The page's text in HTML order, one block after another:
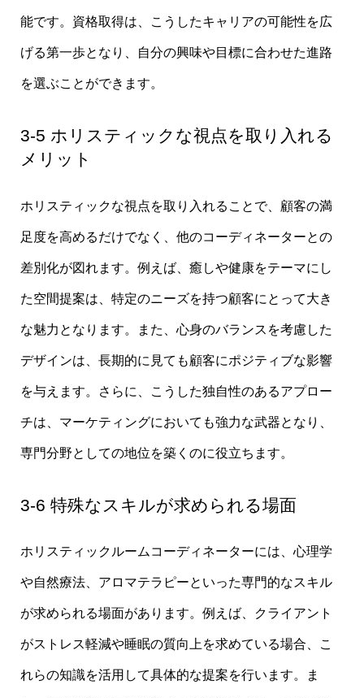
能です。資格取得は、こうしたキャリアの可能性を広
げる第一歩となり、自分の興味や目標に合わせた進路
を選ぶことができます。
3-5 ホリスティックな視点を取り入れる
メリット
ホリスティックな視点を取り入れることで、顧客の満
足度を高めるだけでなく、他のコーディネーターとの
差別化が図れます。例えば、癒しや健康をテーマにし
た空間提案は、特定のニーズを持つ顧客にとって大き
な魅力となります。また、心身のバランスを考慮した
デザインは、長期的に見ても顧客にポジティブな影響
を与えます。さらに、こうした独自性のあるアプロー
チは、マーケティングにおいても強力な武器となり、
専門分野としての地位を築くのに役立ちます。
3-6 特殊なスキルが求められる場面
ホリスティックルームコーディネーターには、心理学
や自然療法、アロマテラピーといった専門的なスキル
が求められる場面があります。例えば、クライアント
がストレス軽減や睡眠の質向上を求めている場合、こ
れらの知識を活用して具体的な提案を行います。ま